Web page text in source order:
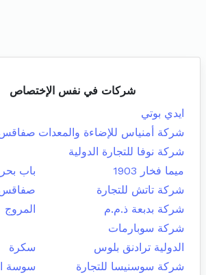
شركات في نفس الإختصاص
ايدي بوتي
شركة أمنياس للإضاءة والمعدات صفاقس
شركة نوفا للتجارة الدولية
ميما فخار 1903
باب بحر
شركة تاتش للتجارة
صفاقس
شركة بدبعة ذ.م.م
المروج
شركة سوبارمات
الدولية ترادنق بلوس
سكرة
شركة سوسنيسا للتجارة
سوسة